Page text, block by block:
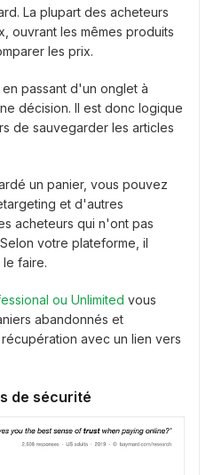
La plupart des acheteurs
ouvrant les mêmes produits
les prix.
passant d'un onglet à
décision. Il est donc logique
de sauvegarder les articles
un panier, vous pouvez
et d'autres
acheteurs qui n'ont pas
votre plateforme, il
faire.
ou Unlimited vous
abandonnés et
avec un lien vers
de sécurité